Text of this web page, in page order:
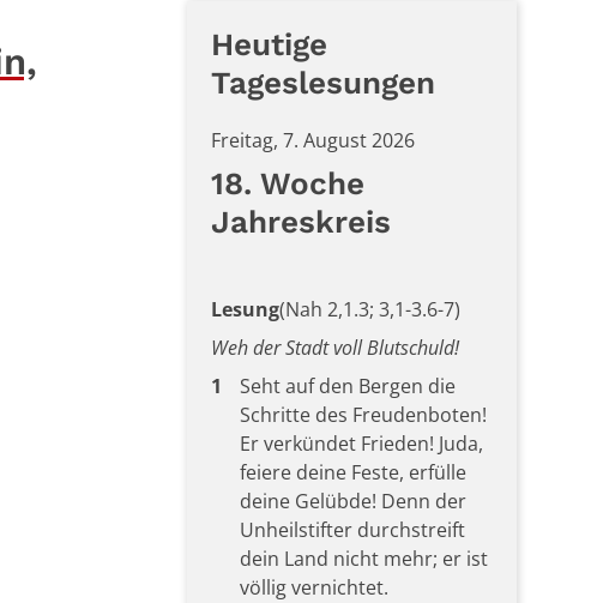
Heutige
Tageslesungen
Freitag, 7. August 2026
18. Woche
Jahreskreis
Lesung(Nah 2,1.3; 3,1-3.6-7)
Weh der Stadt voll Blutschuld!
1
Seht auf den Bergen die
Schritte des Freudenboten!
Er verkündet Frieden! Juda,
feiere deine Feste, erfülle
deine Gelübde! Denn der
Unheilstifter durchstreift
dein Land nicht mehr; er ist
völlig vernichtet.